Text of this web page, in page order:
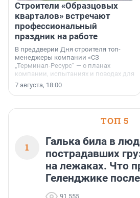
Строители «Образцовых
кварталов» встречают
профессиональный
праздник на работе
В преддверии Дня строителя топ-
менеджеры компании «СЗ
„Терминал-Ресурс“ — о планах
компании, испытаниях и поводах для
осторожного оптимизма.
7 августа, 18:00
ТОП 5
1
Галька била в
пострадавших
на лежаках. Что
Геленджике
91 555